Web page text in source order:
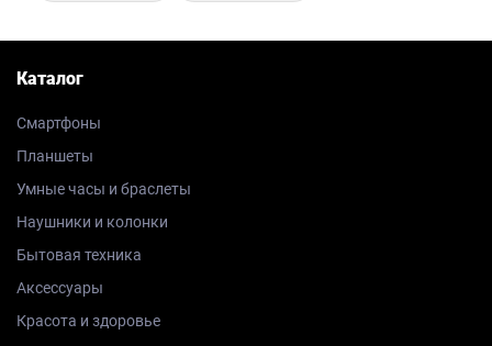
Каталог
Смартфоны
Планшеты
Умные часы и браслеты
Наушники и колонки
Бытовая техника
Аксессуары
Красота и здоровье